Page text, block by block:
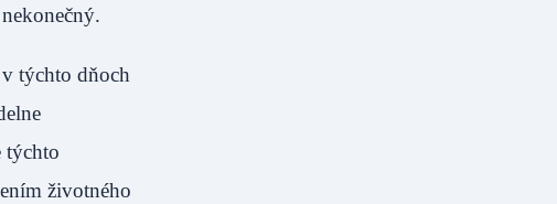
týchto dňoch
týchto
životného